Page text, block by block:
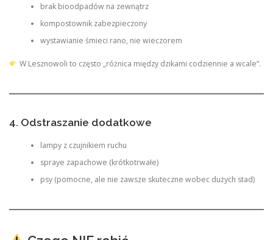
brak bioodpadów na zewnątrz
kompostownik zabezpieczony
wystawianie śmieci rano, nie wieczorem
W Lesznowoli to często „różnica między dzikami codziennie a wcale”.
4. Odstraszanie dodatkowe
lampy z czujnikiem ruchu
spraye zapachowe (krótkotrwałe)
psy (pomocne, ale nie zawsze skuteczne wobec dużych stad)